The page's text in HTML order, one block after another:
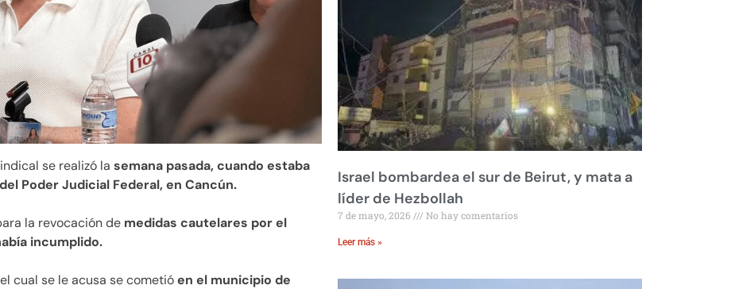
se realizó la semana pasada, cuando estaba
Poder Judicial Federal, en Cancún.
la revocación de medidas cautelares por el
incumplido.
cual se le acusa se cometióen el municipio de
Israel bombardea el sur de Beirut, y mata a
líder de Hezbollah
7 de mayo, 2026 No hay comentarios
Leer más »